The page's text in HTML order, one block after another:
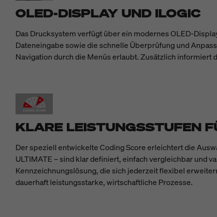
OLED-DISPLAY UND ILOGIC
Das Drucksystem verfügt über ein modernes OLED-
Dateneingabe sowie die schnelle Überprüfung und
Navigation durch die Menüs erlaubt. Zusätzlich informiert
KLARE LEISTUNGSSTUFEN
Der speziell entwickelte Coding Score erleichtert die
ULTIMATE – sind klar definiert, einfach vergleichbar und
Kennzeichnungslösung, die sich jederzeit flexibel
dauerhaft leistungsstarke, wirtschaftliche Prozesse.